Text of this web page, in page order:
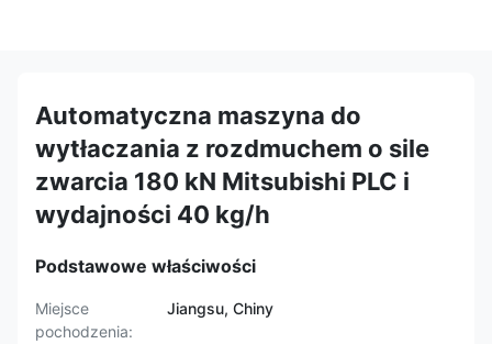
Automatyczna maszyna do
wytłaczania z rozdmuchem o sile
zwarcia 180 kN Mitsubishi PLC i
wydajności 40 kg/h
Podstawowe właściwości
Miejsce
pochodzenia:
Jiangsu, Chiny